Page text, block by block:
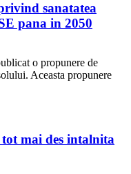
sanatatea
pana in 2050
o propunere de
Aceasta propunere
mai des intalnita